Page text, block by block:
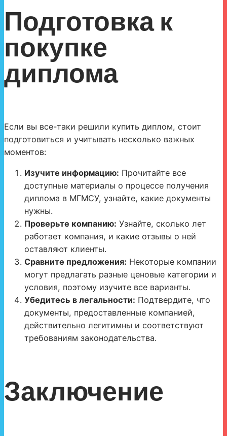
Подготовка к
покупке
диплома
Если вы все-таки решили купить диплом, стоит
подготовиться и учитывать несколько важных
моментов:
Изучите информацию: Прочитайте все
доступные материалы о процессе получения
диплома в МГМСУ, узнайте, какие документы
нужны.
Проверьте компанию: Узнайте, сколько лет
работает компания, и какие отзывы о ней
оставляют клиенты.
Сравните предложения: Некоторые компании
могут предлагать разные ценовые категории и
условия, поэтому изучите все варианты.
Убедитесь в легальности: Подтвердите, что
документы, предоставленные компанией,
действительно легитимны и соответствуют
требованиям законодательства.
Заключение